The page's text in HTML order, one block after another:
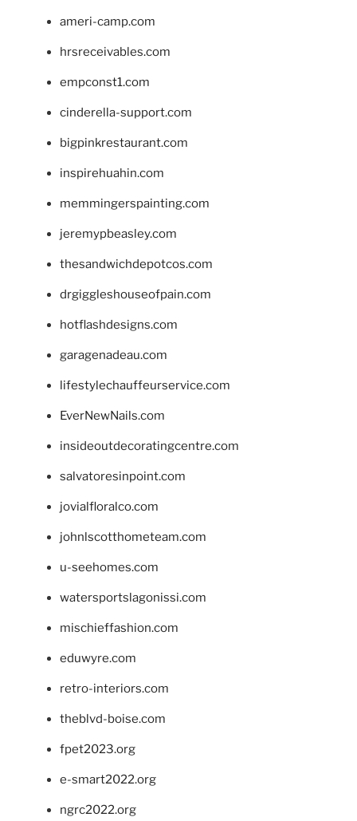
ameri-camp.com
hrsreceivables.com
empconst1.com
cinderella-support.com
bigpinkrestaurant.com
inspirehuahin.com
memmingerspainting.com
jeremypbeasley.com
thesandwichdepotcos.com
drgiggleshouseofpain.com
hotflashdesigns.com
garagenadeau.com
lifestylechauffeurservice.com
EverNewNails.com
insideoutdecoratingcentre.com
salvatoresinpoint.com
jovialfloralco.com
johnlscotthometeam.com
u-seehomes.com
watersportslagonissi.com
mischieffashion.com
eduwyre.com
retro-interiors.com
theblvd-boise.com
fpet2023.org
e-smart2022.org
ngrc2022.org